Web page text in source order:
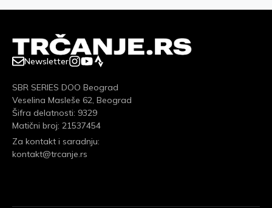
Newsletter
SBR SERIES DOO Beograd
Veselina Masleše 62, Beograd
Šifra delatnosti: 9329
Matični broj: 21537454
Za kontakt i saradnju:
kontakt@trcanje.rs